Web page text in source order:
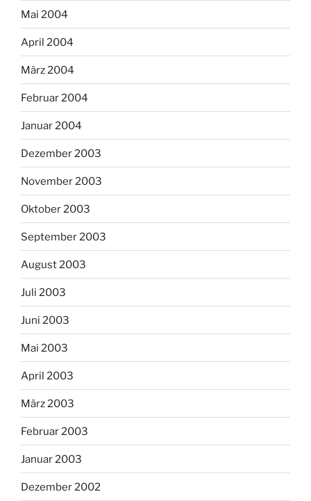
Mai 2004
April 2004
März 2004
Februar 2004
Januar 2004
Dezember 2003
November 2003
Oktober 2003
September 2003
August 2003
Juli 2003
Juni 2003
Mai 2003
April 2003
März 2003
Februar 2003
Januar 2003
Dezember 2002